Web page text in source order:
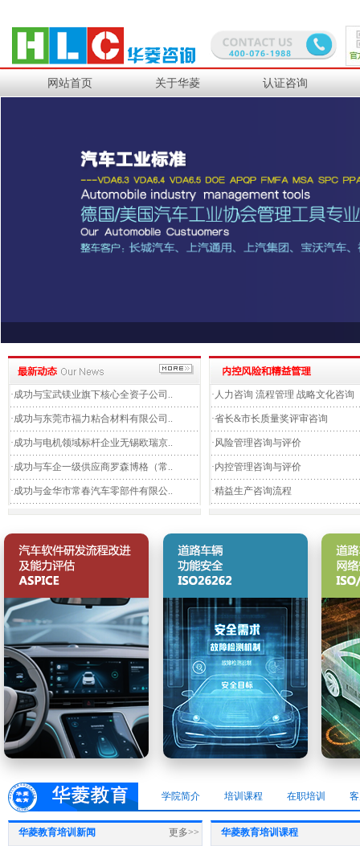
网站首页 关于华菱 认证咨询
·成功与宝武镁业旗下核心全资子公司..
·成功与东莞市福力粘合材料有限公司..
·成功与电机领域标杆企业无锡欧瑞京..
·成功与车企一级供应商罗森博格（常..
·成功与金华市常春汽车零部件有限公..
· 人力咨询 流程管理 战略文化咨询
·省长&市长质量奖评审咨询
·风险管理咨询与评价
·内控管理咨询与评价
·精益生产咨询流程
ASPICE
1. ASPICE差距分析与流程评估
2.定制化流程体系建设与优化
3.需求工程专项咨询与实施
4. ASPICE培训与知识转移
5.评估认证支持与模拟评估
ISO26262
1. 功能安全差距分析与项目启动
2. 功能安全管理体系（FSM）建
设与安全文化培育
3. 技术安全概念与产品开发落地
辅导
4. 功能安全审核与评估支持
5. 功能安全培训与内部能力建设
1. 网
2.
持
3. 产品
4. 网络
5. 网络
学院简介 培训课程 在职培训
华菱教育培训新闻 更多>> 华菱教育培训课程